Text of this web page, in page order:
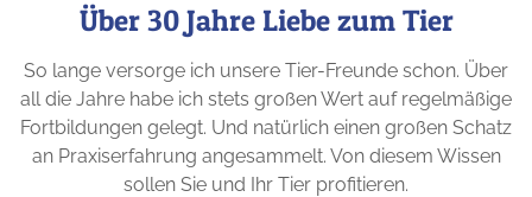
Über 30 Jahre Liebe zum Tier
So lange versorge ich unsere Tier-Freunde schon. Über
all die Jahre habe ich stets großen Wert auf regelmäßige
Fortbildungen gelegt. Und natürlich einen großen Schatz
an Praxiserfahrung angesammelt. Von diesem Wissen
sollen Sie und Ihr Tier profitieren.